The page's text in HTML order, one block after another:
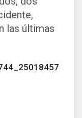
las últimas